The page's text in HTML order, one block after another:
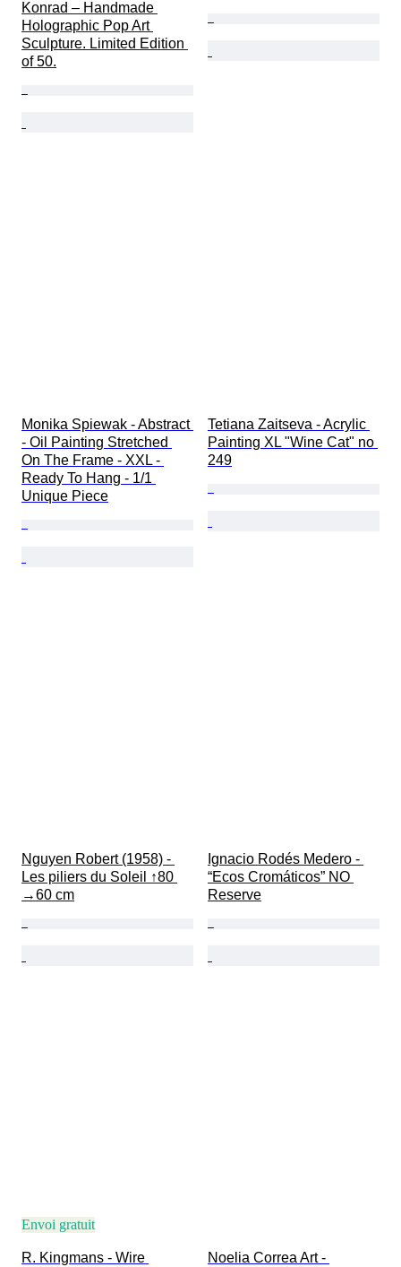
Konrad – Handmade
Holographic Pop Art
Sculpture. Limited Edition
of 50.
Monika Spiewak - Abstract
- Oil Painting Stretched
On The Frame - XXL -
Ready To Hang - 1/1
Unique Piece
Tetiana Zaitseva - Acrylic
Painting XL "Wine Cat" no
249
Nguyen Robert (1958) -
Les piliers du Soleil ↑80
→60 cm
Ignacio Rodés Medero -
“Ecos Cromáticos” NO
Reserve
Envoi gratuit
R. Kingmans - Wire
Noelia Correa Art -